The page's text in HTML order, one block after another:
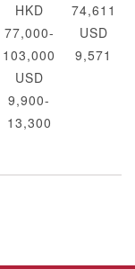
HKD
77,000-
103,000
USD
9,900-
13,300
74,611
USD
9,571